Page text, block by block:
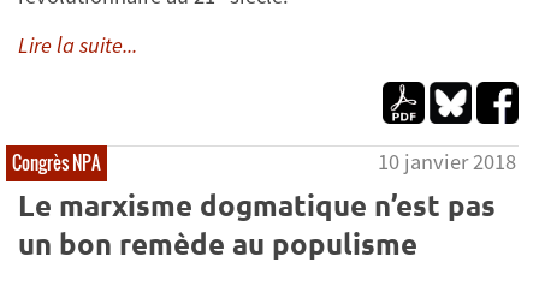
Lire la suite...
Congrès NPA 10 janvier 2018
Le marxisme dogmatique n’est pas
un bon remède au populisme